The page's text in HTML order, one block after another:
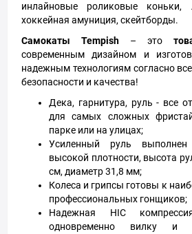
инлайновые роликовые
хоккейная амуниция, скейтборды.
Самокаты Tempish – это
современным дизайном и
надежным технологиям согласно
безопасности и качества!
Дека, гарнитура, руль - все
для самых сложных
парке или на улицах;
Усиленный руль
высокой плотности, высота
см, диаметр 31,8 мм;
Колеса и грипсы готовы к
профессиональных гонщиков;
Надежная HIC
одновременно вилку и